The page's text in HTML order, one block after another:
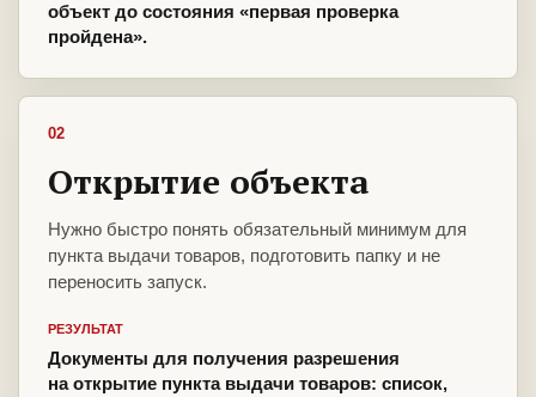
объект до состояния «первая проверка
пройдена».
02
Открытие объекта
Нужно быстро понять обязательный минимум для
пункта выдачи товаров, подготовить папку и не
переносить запуск.
РЕЗУЛЬТАТ
Документы для получения разрешения
на открытие пункта выдачи товаров: список,